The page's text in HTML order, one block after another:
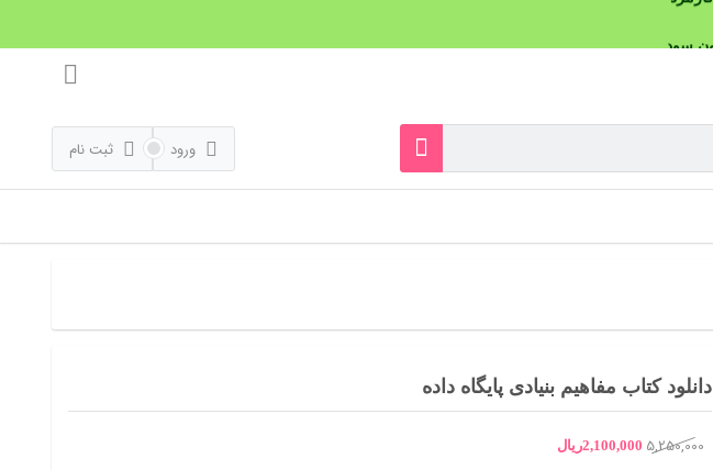
ورود ثبت نام
دانلود کتاب مفاهیم بنیادی پایگاه داده
5,250,000 قیمت
2,100,000ریال